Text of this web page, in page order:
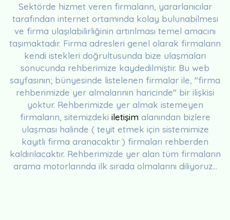
Sektörde hizmet veren firmaların, yararlanıcılar
tarafından internet ortamında kolay bulunabilmesi
ve firma ulaşılabilirliğinin artırılması temel amacını
taşımaktadır. Firma adresleri genel olarak firmaların
kendi istekleri doğrultusunda bize ulaşmaları
sonucunda rehberimize kaydedilmiştir. Bu web
sayfasının; bünyesinde listelenen firmalar ile, "firma
rehberimizde yer almalarının haricinde" bir ilişkisi
yoktur. Rehberimizde yer almak istemeyen
firmaların, sitemizdeki iletişim alanından bizlere
ulaşması halinde ( teyit etmek için sistemimize
kayıtlı firma aranacaktır ) firmaları rehberden
kaldırılacaktır. Rehberimizde yer alan tüm firmaların
arama motorlarında ilk sırada olmalarını diliyoruz...